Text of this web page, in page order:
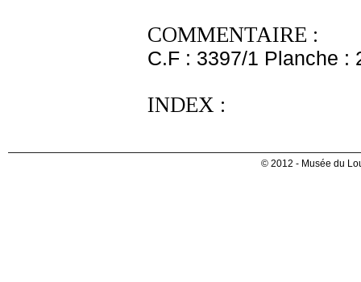
COMMENTAIRE :
C.F : 3397/1 Planche :
INDEX :
© 2012 - Musée du